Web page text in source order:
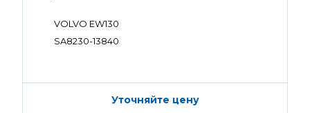
VOLVO EW130
SA8230-13840
Уточняйте цену